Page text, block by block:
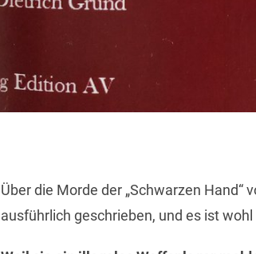
Über die Morde der „Schwarzen Hand“
ausführlich geschrieben, und es ist